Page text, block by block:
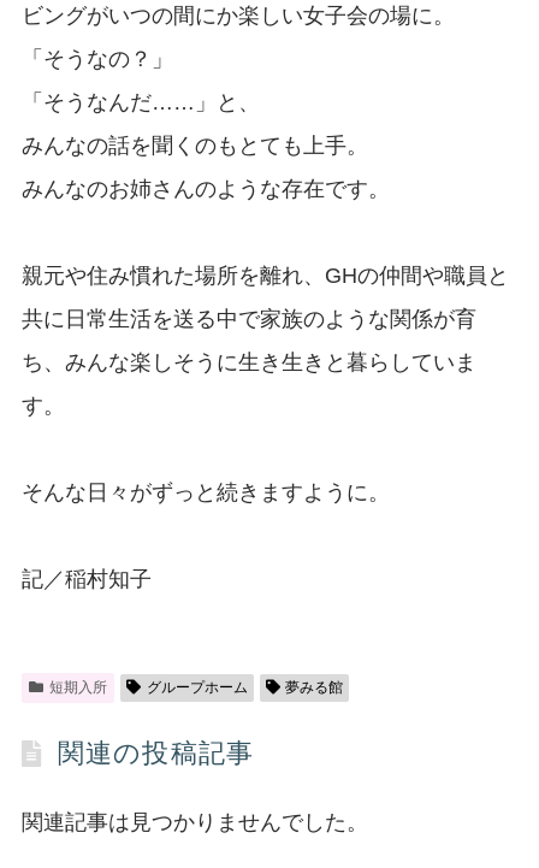
ビングがいつの間にか楽しい女子会の場に。
「そうなの？」
「そうなんだ……」と、
みんなの話を聞くのもとても上手。
みんなのお姉さんのような存在です。
親元や住み慣れた場所を離れ、GHの仲間や職員と
共に日常生活を送る中で家族のような関係が育
ち、みんな楽しそうに生き生きと暮らしていま
す。
そんな日々がずっと続きますように。
記／稲村知子
短期入所 グループホーム 夢みる館
関連の投稿記事
関連記事は見つかりませんでした。